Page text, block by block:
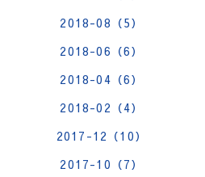
2018-08（5）
2018-06（6）
2018-04（6）
2018-02（4）
2017-12（10）
2017-10（7）